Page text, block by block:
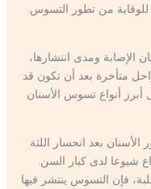
من تطور التسوس.
ومدى انتشارها،
متأخرة بعد أن تكون قد
أنواع تسوس الأسنان
بعد انحسار اللثة
شيوعا لدى كبار السن.
فإن التسوس ينتشر فيها